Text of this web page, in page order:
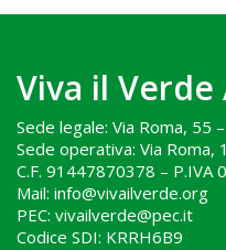
Viva il Verde
Sede legale: Via Roma, 55
Sede operativa: Via Roma,
C.F. 91447870378 – P.IVA
Mail: info@vivailverde.org
PEC: vivailverde@pec.it
Codice SDI: KRRH6B9